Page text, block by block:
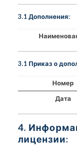
3.1 Дополнения:
3.1 Приказ о
Номер
Дата
4.
лицензии: